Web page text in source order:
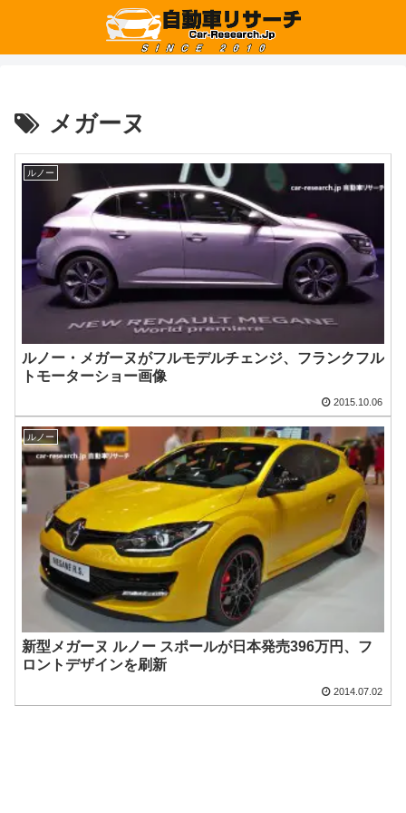
メガーヌ
ルノー
ルノー・メガーヌがフルモデルチェンジ、フランクフル
トモーターショー画像
2015.10.06
ルノー
新型メガーヌ ルノー スポールが日本発売396万円、フ
ロントデザインを刷新
2014.07.02